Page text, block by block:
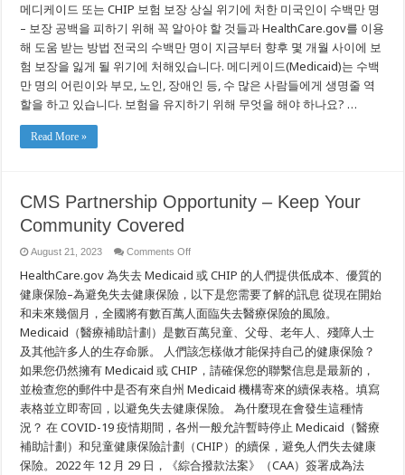
Partnership
Opportunity
–
Your
Community
Covered
메디케이드 또는 CHIP 보험 보장 상실 위기에 처한 미국인이 수백만 명
– 보장 공백을 피하기 위해 꼭 알아야 할 것들과 HealthCare.gov를 이용
해 도움 받는 방법 전국의 수백만 명이 지금부터 향후 몇 개월 사이에 보
험 보장을 잃게 될 위기에 처해있습니다. 메디케이드(Medicaid)는 수백
만 명의 어린이와 부모, 노인, 장애인 등, 수 많은 사람들에게 생명줄 역
할을 하고 있습니다. 보험을 유지하기 위해 무엇을 해야 하나요? …
Read More »
CMS Partnership Opportunity – Keep Your
Community Covered
August 21, 2023 Comments Offon
Partnership
Opportunity
–
Your
Community
Covered
HealthCare.gov 為失去 Medicaid 或 CHIP 的人們提供低成本、優質的
健康保險–為避免失去健康保險，以下是您需要了解的訊息 從現在開始
和未來幾個月，全國將有數百萬人面臨失去醫療保險的風險。
Medicaid（醫療補助計劃）是數百萬兒童、父母、老年人、殘障人士
及其他許多人的生存命脈。 人們該怎樣做才能保持自己的健康保險？
如果您仍然擁有 Medicaid 或 CHIP，請確保您的聯繫信息是最新的，
並檢查您的郵件中是否有來自州 Medicaid 機構寄來的續保表格。填寫
表格並立即寄回，以避免失去健康保險。 為什麼現在會發生這種情
況？ 在 COVID-19 疫情期間，各州一般允許暫時停止 Medicaid（醫療
補助計劃）和兒童健康保險計劃（CHIP）的續保，避免人們失去健康
保險。2022 年 12 月 29 日，《綜合撥款法案》（CAA）簽署成為法